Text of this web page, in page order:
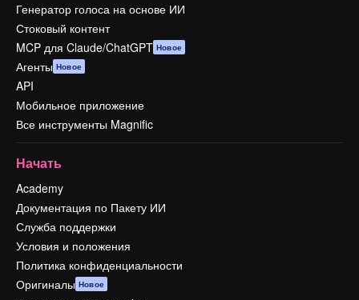
Генератор голоса на основе ИИ
Стоковый контент
MCP для Claude/ChatGPT Новое
Агенты Новое
API
Мобильное приложение
Все инструменты Magnific
Начать
Academy
Документация по Пакету ИИ
Служба поддержки
Условия и положения
Политика конфиденциальности
Оригиналы Новое